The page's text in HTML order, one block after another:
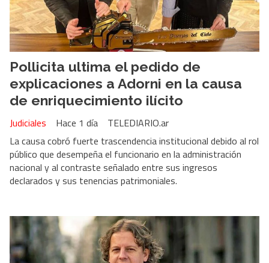
Pollicita ultima el pedido de
explicaciones a Adorni en la causa
de enriquecimiento ilícito
TELEDIARIO.ar
Judiciales
Hace 1 día
La causa cobró fuerte trascendencia institucional debido al rol
público que desempeña el funcionario en la administración
nacional y al contraste señalado entre sus ingresos
declarados y sus tenencias patrimoniales.